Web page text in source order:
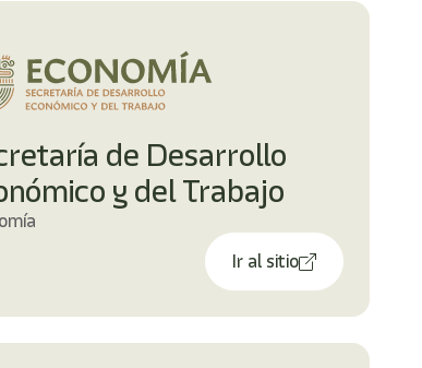
de Desarrollo
y del Trabajo
Ir al sitio